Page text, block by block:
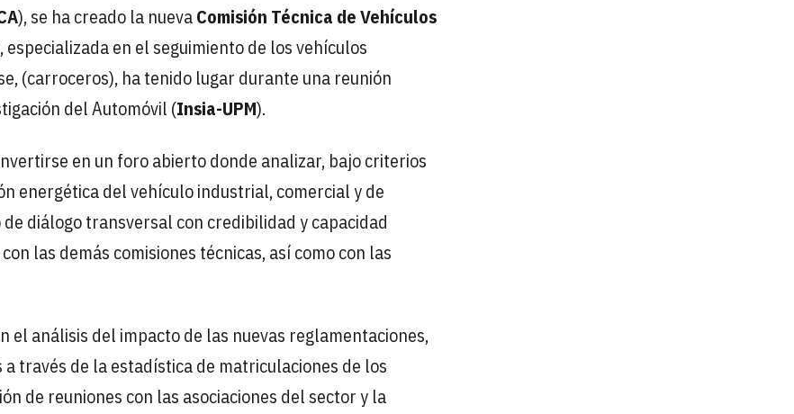
), se ha creado la nuevaComisión Técnica de Vehículos
especializada en el seguimiento de los vehículos
(carroceros), ha tenido lugar durante una reunión
del Automóvil (Insia-UPM).
en un foro abierto donde analizar, bajo criterios
energética del vehículo industrial, comercial y de
diálogo transversal con credibilidad y capacidad
las demás comisiones técnicas, así como con las
el análisis del impacto de las nuevas reglamentaciones,
través de la estadística de matriculaciones de los
de reuniones con las asociaciones del sector y la